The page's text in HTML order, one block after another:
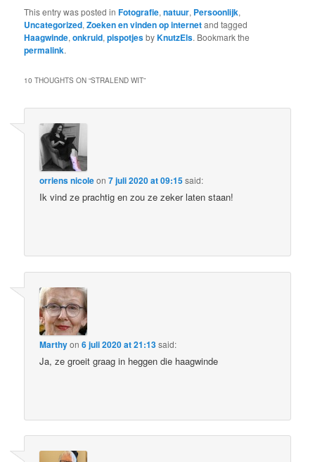
This entry was posted inFotografie,natuur, Persoonlijk,
Uncategorized,Zoeken en vinden op internetand tagged
Haagwinde,onkruid,pispotjesbyKnutzEls. Bookmark the
permalink.
10 THOUGHTS ON “STRALEND WIT”
orriens nicoleon7 juli 2020 at 09:15said:
Ik vind ze prachtig en zou ze zeker laten staan!
Marthyon6 juli 2020 at 21:13said:
Ja, ze groeit graag in heggen die haagwinde